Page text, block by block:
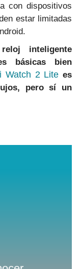
con dispositivos
estar limitadas
inteligente
básicas bien
Watch 2 Lite es
pero sí un